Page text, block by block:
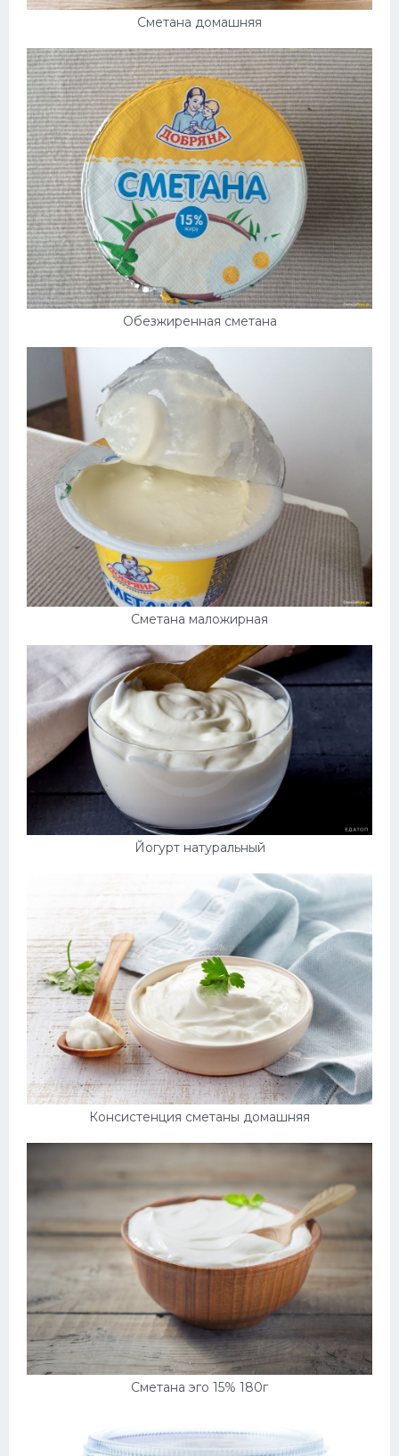
Сметана домашняя
Обезжиренная сметана
Сметана маложирная
Йогурт натуральный
Консистенция сметаны домашняя
Сметана эго 15% 180г